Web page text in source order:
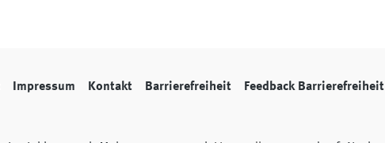
Impressum Kontakt Barrierefreiheit Feedback Barrierefreiheit